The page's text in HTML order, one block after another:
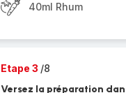
40ml Rhum
Etape 3 /8
Versez la préparation